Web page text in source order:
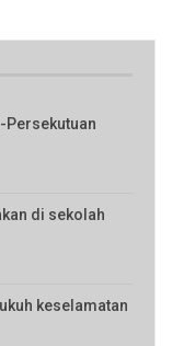
Persekutuan
di sekolah
keselamatan